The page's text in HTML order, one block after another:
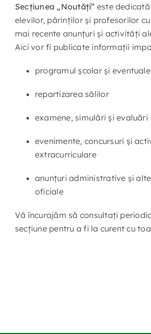
Secțiunea „Noutăți” este
elevilor, părinților și profesorilor
mai recente anunțuri și activități
Aici vor fi publicate informații
programul școlar și
repartizarea sălilor
examene, simulări și evaluări
evenimente, concursuri și
extracurriculare
anunțuri administrative și
oficiale
Vă încurajăm să consultați
secțiune pentru a fi la curent cu